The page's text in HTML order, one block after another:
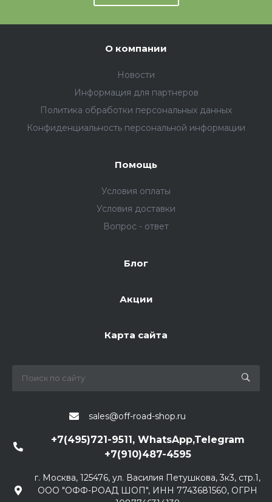
О компании
Новости
Информация для партнеров
Политика обработки персональных данных
Конфиденциальность персональной информации
Помощь
Условия оплаты
Условия доставки
Вопрос - ответ
Блог
Акции
Карта сайта
sales@off-road-shop.ru
+7(495)721-9511, WhatsApp,Telegram
+7(910)487-4595
г. Москва, 125476, ул. Василия Петушкова, 3к3, стр.1,
ООО "ОФФ-РОАД ШОП", ИНН 7743681560, ОГРН